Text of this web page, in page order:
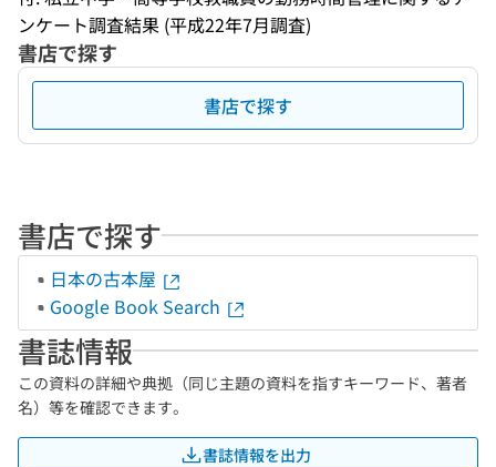
ンケート調査結果 (平成22年7月調査)
書店で探す
書店で探す
書店で探す
日本の古本屋
Google Book Search
書誌情報
この資料の詳細や典拠（同じ主題の資料を指すキーワード、著者
名）等を確認できます。
書誌情報を出力